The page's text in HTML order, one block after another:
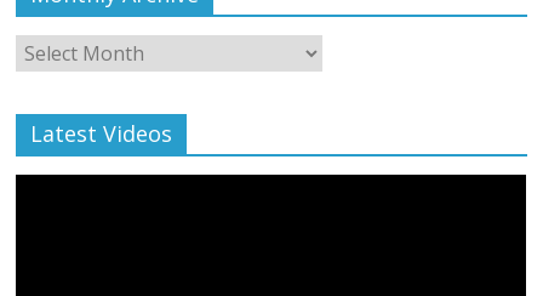
Monthly
Archive
Latest Videos